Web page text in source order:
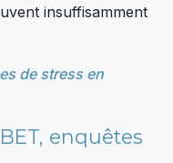
insuffisamment
de stress en
enquêtes